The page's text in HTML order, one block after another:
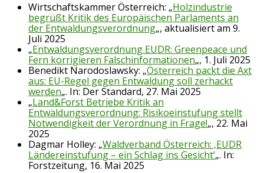
Wirtschaftskammer Österreich: „Holzindustrie
begrüßt Kritik des Europäischen Parlaments an
der Entwaldungsverordnung„, aktualisiert am 9.
Juli 2025
„Entwaldungsverordnung EUDR: Greenpeace und
Fern korrigieren Falschinformationen„, 1. Juli 2025
Benedikt Narodoslawsky: „Österreich packt die Axt
aus: EU-Regel gegen Entwaldung soll zerhackt
werden„. In: Der Standard, 27. Mai 2025
„Land&Forst Betriebe Kritik an
Entwaldungsverordnung: Risikoeinstufung stellt
Notwendigkeit der Verordnung in Frage!„, 22. Mai
2025
Dagmar Holley: „Waldverband Österreich: ‚EUDR
Ländereinstufung – ein Schlag ins Gesicht‘„. In:
Forstzeitung, 16. Mai 2025